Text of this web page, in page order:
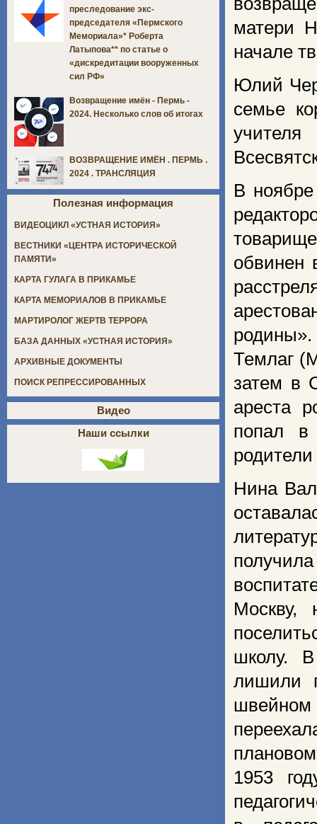
матери
начале
Юлий
семье
В
обвинен
родины».
Темлаг
затем в
ареста
попал в
Нина
Москву,
школу.
лишили
1953
преследование экс-
председателя «Пермского
Мемориала»* Роберта
Латыпова** по статье о
«дискредитации вооруженных
сил РФ»
Возвращение имён - Пермь -
2024. Несколько слов об итогах
ВОЗВРАЩЕНИЕ ИМЁН . ПЕРМЬ .
2024 . ТРАНСЛЯЦИЯ
Полезная информация
ВИДЕОЦИКЛ «УСТНАЯ ИСТОРИЯ»
ВЕСТНИКИ «ЦЕНТРА ИСТОРИЧЕСКОЙ
ПАМЯТИ»
КАРТА ГУЛАГА В ПРИКАМЬЕ
КАРТА МЕМОРИАЛОВ В ПРИКАМЬЕ
МАРТИРОЛОГ ЖЕРТВ ТЕРРОРА
БАЗА ДАННЫХ «УСТНАЯ ИСТОРИЯ»
АРХИВНЫЕ ДОКУМЕНТЫ
ПОИСК РЕПРЕССИРОВАННЫХ
Видео
Наши ссылки